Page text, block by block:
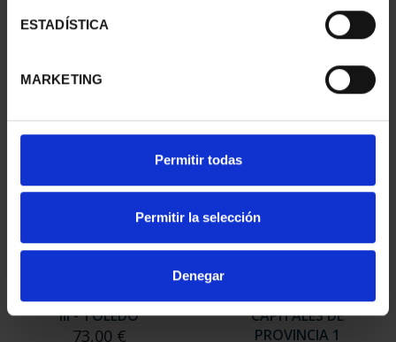
ESTADÍSTICA
MARKETING
Permitir todas
Permitir la selección
Denegar
73,00 €
CIUDADES PATRIMONIO
III - TOLEDO
73,00 €
CAPITALES DE
PROVINCIA 1